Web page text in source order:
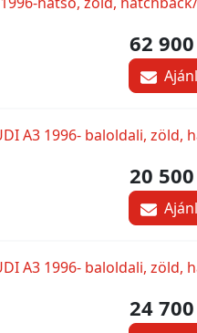
62
A3 1996- baloldali, zöld,
20
A3 1996- baloldali, zöld,
24